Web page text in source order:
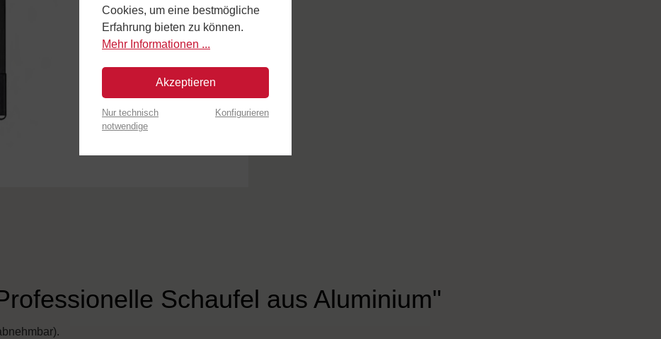
Schaufel aus Aluminium"
Cookies, um eine bestmögliche
Erfahrung bieten zu können.
Mehr Informationen ...
Akzeptieren
Nur technisch
notwendige
Konfigurieren